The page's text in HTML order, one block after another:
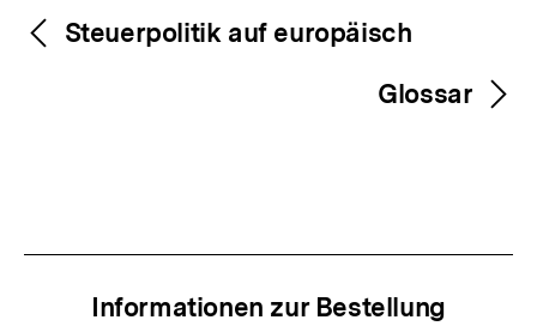
Inhaltsnavigation
Inhaltsnavigation
Steuerpolitik auf europäisch
Glossar
Informationen zur Bestellung